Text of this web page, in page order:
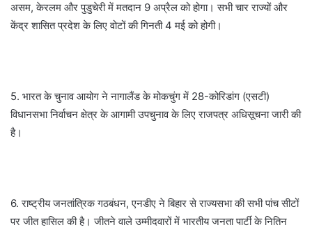
असम, केरलम और पुडुचेरी में मतदान 9 अप्रैल को होगा। सभी चार राज्यों और
केंद्र शासित प्रदेश के लिए वोटों की गिनती 4 मई को होगी।
5. भारत के चुनाव आयोग ने नागालैंड के मोकचुंग में 28-कोरिडांग (एसटी)
विधानसभा निर्वाचन क्षेत्र के आगामी उपचुनाव के लिए राजपत्र अधिसूचना जारी की
है।
6. राष्ट्रीय जनतांत्रिक गठबंधन, एनडीए ने बिहार से राज्यसभा की सभी पांच सीटों
पर जीत हासिल की है। जीतने वाले उम्मीदवारों में भारतीय जनता पार्टी के नितिन